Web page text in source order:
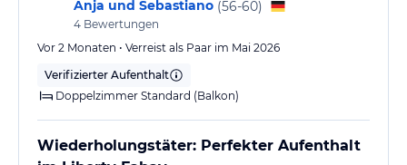
Anja und Sebastiano (56-60)
4 Bewertungen
Vor 2 Monaten • Verreist als Paar im Mai 2026
Verifizierter Aufenthalt
Doppelzimmer Standard (Balkon)
Wiederholungstäter: Perfekter Aufenthalt